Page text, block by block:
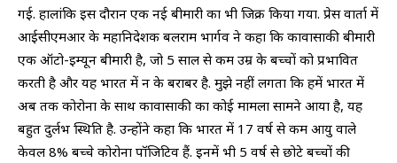
गई. हालांकि इस दौरान एक नई बीमारी का भी जिक्र किया गया. प्रेस वार्ता में
आईसीएमआर के महानिदेशक बलराम भार्गव ने कहा कि कावासाकी बीमारी
एक ऑटो-इम्यून बीमारी है, जो 5 साल से कम उम्र के बच्चों को प्रभावित
करती है और यह भारत में न के बराबर है. मुझे नहीं लगता कि हमें भारत में
अब तक कोरोना के साथ कावासाकी का कोई मामला सामने आया है, यह
बहुत दुर्लभ स्थिति है. उन्होंने कहा कि भारत में 17 वर्ष से कम आयु वाले
केवल 8% बच्चे कोरोना पॉजिटिव हैं. इनमें भी 5 वर्ष से छोटे बच्चों की